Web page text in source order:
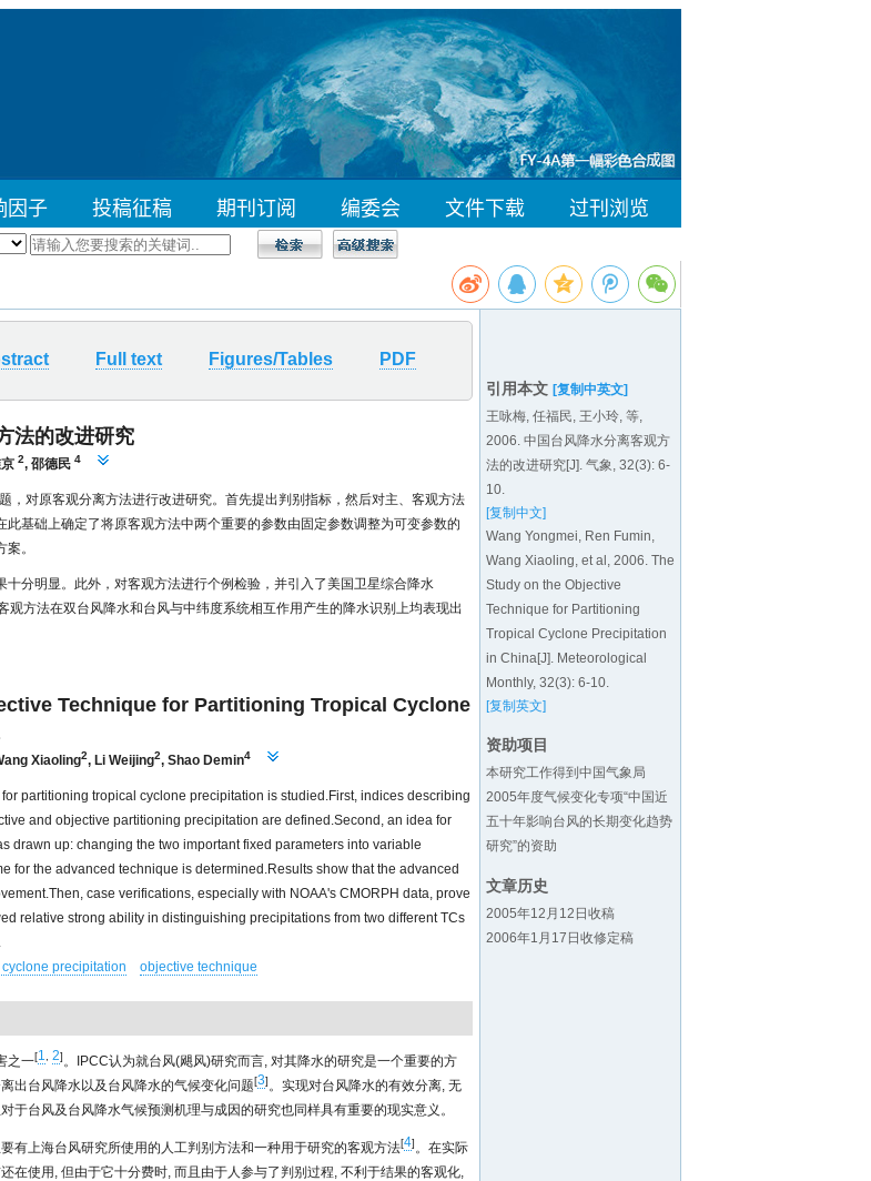
引用本文 [复制中英文]
王咏梅, 任福民, 王小玲, 等,
2006. 中国台风降水分离客观方
法的改进研究[J]. 气象, 32(3): 6-
10.
[复制中文]
Wang Yongmei, Ren Fumin,
Wang Xiaoling, et al, 2006. The
Study on the Objective
Technique for Partitioning
Tropical Cyclone Precipitation
in China[J]. Meteorological
Monthly, 32(3): 6-10.
[复制英文]
资助项目
本研究工作得到中国气象局
2005年度气候变化专项“中国近
五十年影响台风的长期变化趋势
研究”的资助
文章历史
2005年12月12日收稿
2006年1月17日收修定稿
Full text Figures/Tables PDF
法的改进研究
2, 邵德民 4
，对原客观分离方法进行改进研究。首先提出判别指标，然后对主、客观方法
此基础上确定了将原客观方法中两个重要的参数由固定参数调整为可变参数的
。
十分明显。此外，对客观方法进行个例检验，并引入了美国卫星综合降水
观方法在双台风降水和台风与中纬度系统相互作用产生的降水识别上均表现出
Technique for Partitioning Tropical Cyclone
Xiaoling2, Li Weijing2, Shao Demin4
partitioning tropical cyclone precipitation is studied.First, indices describing
and objective partitioning precipitation are defined.Second, an idea for
drawn up: changing the two important fixed parameters into variable
for the advanced technique is determined.Results show that the advanced
case verifications, especially with NOAA's CMORPH data, prove
relative strong ability in distinguishing precipitations from two different TCs
precipitation objective technique
之一[1 2]。IPCC认为就台风(飓风)研究而言, 对其降水的研究是一个重要的方
出台风降水以及台风降水的气候变化问题[3]。实现对台风降水的有效分离, 无
于台风及台风降水气候预测机理与成因的研究也同样具有重要的现实意义。
有上海台风研究所使用的人工判别方法和一种用于研究的客观方法[4]。在实际
在使用, 但由于它十分费时, 而且由于人参与了判别过程, 不利于结果的客观化,